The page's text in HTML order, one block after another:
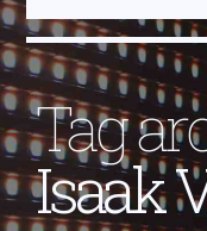
Tag
Isaak